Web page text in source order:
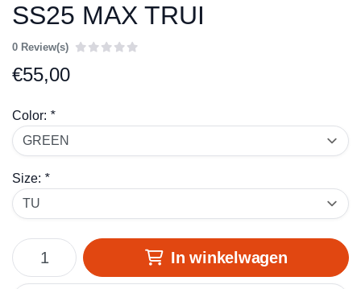
SS25 MAX TRUI
0 Review(s)
€55,00
Color: *
Size: *
In winkelwagen